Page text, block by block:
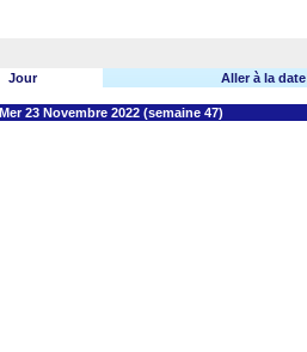
Jour Aller à la date
Mer 23 Novembre 2022 (semaine 47)